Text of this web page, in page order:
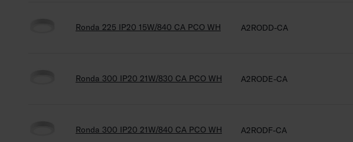
Ronda 225 IP20 15W/840 CA PCO WH A2RODD-CA
Ronda 300 IP20 21W/830 CA PCO WH A2RODE-CA
Ronda 300 IP20 21W/840 CA PCO WH A2RODF-CA